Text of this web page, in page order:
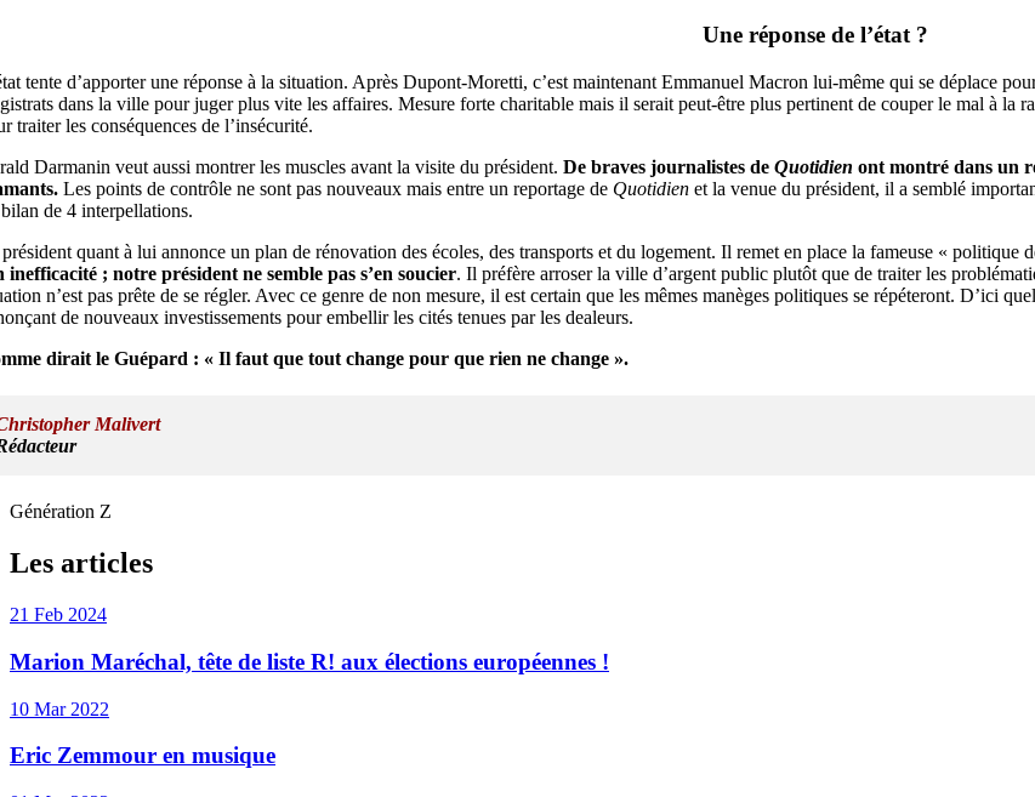
Une réponse de l’état ?
tente d’apporter une réponse à la situation. Après Dupont-Moretti, c’est maintenant Emmanuel Macron lui-même qui se déplace
dans la ville pour juger plus vite les affaires. Mesure forte charitable mais il serait peut-être plus pertinent de couper le mal à la
traiter les conséquences de l’insécurité.
Darmanin veut aussi montrer les muscles avant la visite du président.De braves journalistes deQuotidienont montré dans un
Les points de contrôle ne sont pas nouveaux mais entre un reportage de Quotidienet la venue du président, il a semblé
de 4 interpellations.
quant à lui annonce un plan de rénovation des écoles, des transports et du logement. Il remet en place la fameuse «
inefficacité ; notre président ne semble pas s’en soucier. Il préfère arroser la ville d’argent public plutôt que de traiter les
n’est pas prête de se régler. Avec ce genre de non mesure, il est certain que les mêmes manèges politiques se répéteront. D’ici
de nouveaux investissements pour embellir les cités tenues par les dealeurs.
dirait le Guépard : « Il faut que tout change pour que rien ne change ».
Malivert
Génération Z
Les articles
21 Feb 2024
Marion Maréchal, tête de liste R! aux élections européennes !
10 Mar 2022
Eric Zemmour en musique